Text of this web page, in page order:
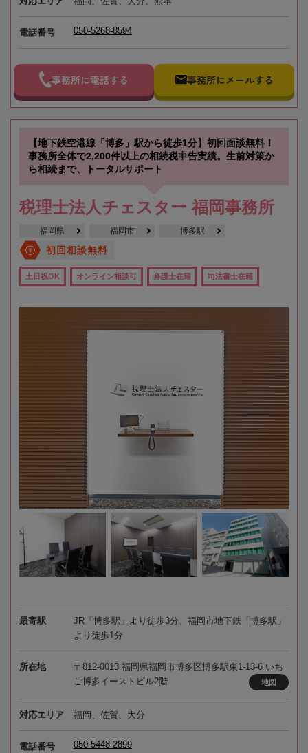
電話番号 050-5268-8594
事務所に電話する 事務所にメールする
【地下鉄空港線「博多」駅から徒歩1分】初回面談無料！
事務所全体で2,200件以上の相続税申告実績。生前対策か
ら相続まで、トータルサポート
税理士法人チェスター 福岡事務所
福岡県 福岡市 博多駅
初回相談無料
土日祝OK オンライン相談可 弁護士在籍 司法書士在籍
最寄駅
JR「博多駅」より徒歩3分、福岡市地下鉄「博多駅」
より徒歩1分
所在地
〒812-0013 福岡県福岡市博多区博多駅東1-13-6 いち
ご博多イーストビル2階
地図
対応エリア 福岡、佐賀、大分
電話番号 050-5448-2899